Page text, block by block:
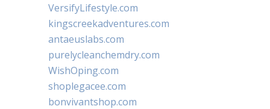
VersifyLifestyle.com
kingscreekadventures.com
antaeuslabs.com
purelycleanchemdry.com
WishOping.com
shoplegacee.com
bonvivantshop.com